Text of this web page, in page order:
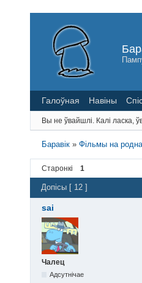
Галоўная Навіны
Вы не ўвайшлі. Калі ласка,
Баравік »Фільмы на
Старонкі 1
Допісы [ 12 ]
sai
Чалец
Адсутнічае